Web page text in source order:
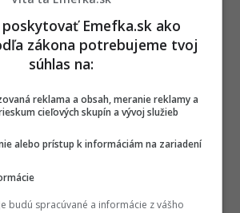
Emefka.sk ako
zákona potrebujeme tvoj
súhlas na:
reklama a obsah, meranie reklamy a
cieľových skupín a vývoj služieb
alebo prístup k informáciám na zariadení
budú spracúvané a informácie z vášho